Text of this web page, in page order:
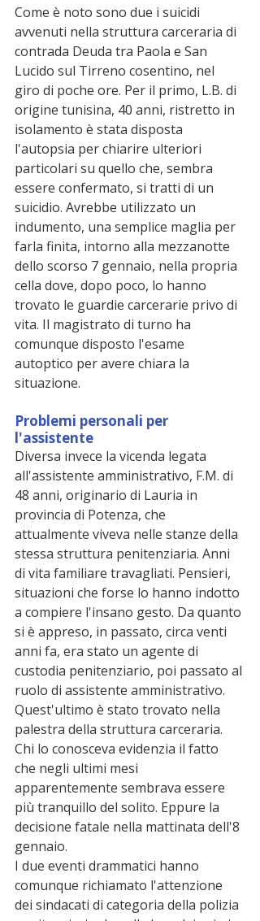
Come è noto sono due i suicidi
avvenuti nella struttura carceraria di
contrada Deuda tra Paola e San
Lucido sul Tirreno cosentino, nel
giro di poche ore. Per il primo, L.B. di
origine tunisina, 40 anni, ristretto in
isolamento è stata disposta
l'autopsia per chiarire ulteriori
particolari su quello che, sembra
essere confermato, si tratti di un
suicidio. Avrebbe utilizzato un
indumento, una semplice maglia per
farla finita, intorno alla mezzanotte
dello scorso 7 gennaio, nella propria
cella dove, dopo poco, lo hanno
trovato le guardie carcerarie privo di
vita. Il magistrato di turno ha
comunque disposto l'esame
autoptico per avere chiara la
situazione.
Problemi personali per
l'assistente
Diversa invece la vicenda legata
all'assistente amministrativo, F.M. di
48 anni, originario di Lauria in
provincia di Potenza, che
attualmente viveva nelle stanze della
stessa struttura penitenziaria. Anni
di vita familiare travagliati. Pensieri,
situazioni che forse lo hanno indotto
a compiere l'insano gesto. Da quanto
si è appreso, in passato, circa venti
anni fa, era stato un agente di
custodia penitenziario, poi passato al
ruolo di assistente amministrativo.
Quest'ultimo è stato trovato nella
palestra della struttura carceraria.
Chi lo conosceva evidenzia il fatto
che negli ultimi mesi
apparentemente sembrava essere
più tranquillo del solito. Eppure la
decisione fatale nella mattinata dell'8
gennaio.
I due eventi drammatici hanno
comunque richiamato l'attenzione
dei sindacati di categoria della polizia